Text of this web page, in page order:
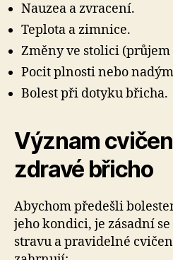
Nauzea a zvracení.
Teplota a zimnice.
Změny ve stolici (průjem
Pocit plnosti nebo
Bolest při dotyku břicha.
Význam
zdravé břicho
Abychom předešli
jeho kondici, je zásadní
stravu a pravidelné